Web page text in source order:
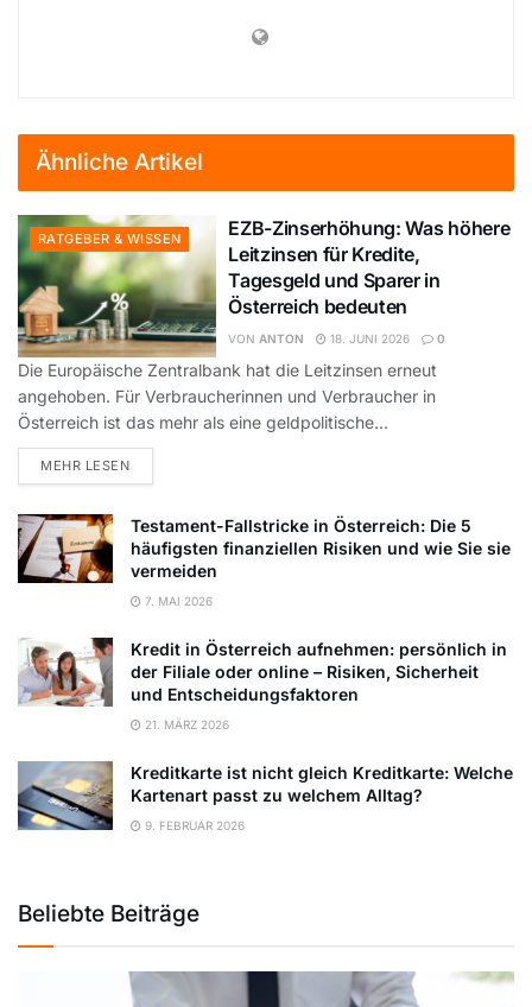
Ähnliche Artikel
RATGEBER & WISSEN
EZB-Zinserhöhung: Was höhere
Leitzinsen für Kredite,
Tagesgeld und Sparer in
Österreich bedeuten
VON ANTON 18. JUNI 2026 0
Die Europäische Zentralbank hat die Leitzinsen erneut
angehoben. Für Verbraucherinnen und Verbraucher in
Österreich ist das mehr als eine geldpolitische...
MEHR LESENDETAILS
Testament-Fallstricke in Österreich: Die 5
häufigsten finanziellen Risiken und wie Sie sie
vermeiden
7. MAI 2026
Kredit in Österreich aufnehmen: persönlich in
der Filiale oder online – Risiken, Sicherheit
und Entscheidungsfaktoren
21. MÄRZ 2026
Kreditkarte ist nicht gleich Kreditkarte: Welche
Kartenart passt zu welchem Alltag?
9. FEBRUAR 2026
Beliebte Beiträge